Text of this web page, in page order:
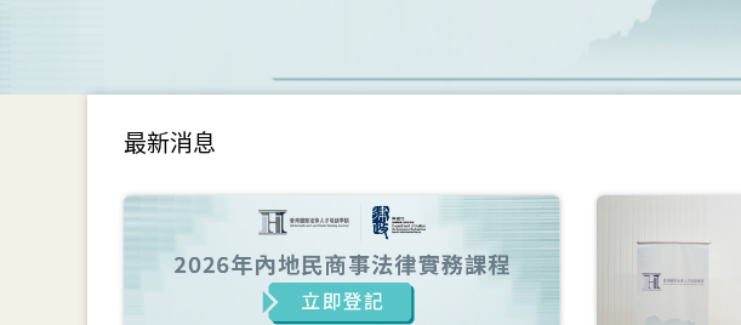
最新消息